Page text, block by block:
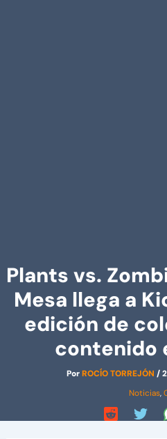
Plants vs.
Mesa llega a
edición de
contenido
PorROCÍO TORREJÓN /
Noticias,